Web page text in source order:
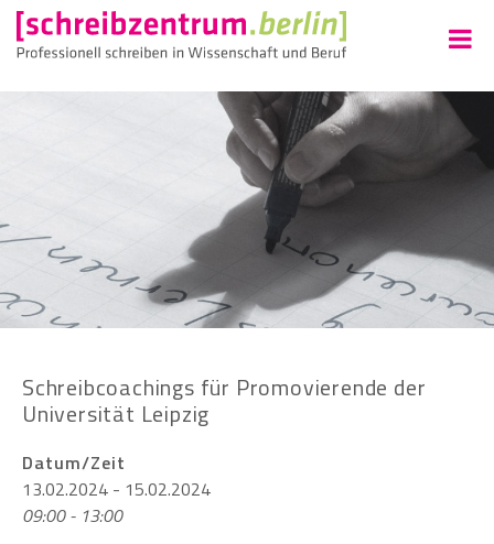
Schreibcoachings für Promovierende der
Universität Leipzig
Datum/Zeit
13.02.2024 - 15.02.2024
09:00 - 13:00